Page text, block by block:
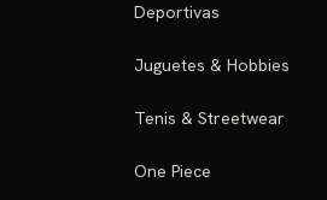
Deportivas
Juguetes & Hobbies
Tenis & Streetwear
One Piece